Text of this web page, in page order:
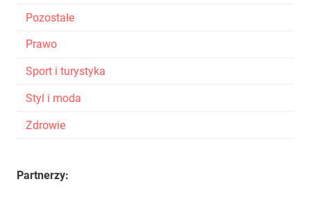
Pozostałe
Prawo
Sport i turystyka
Styl i moda
Zdrowie
Partnerzy: